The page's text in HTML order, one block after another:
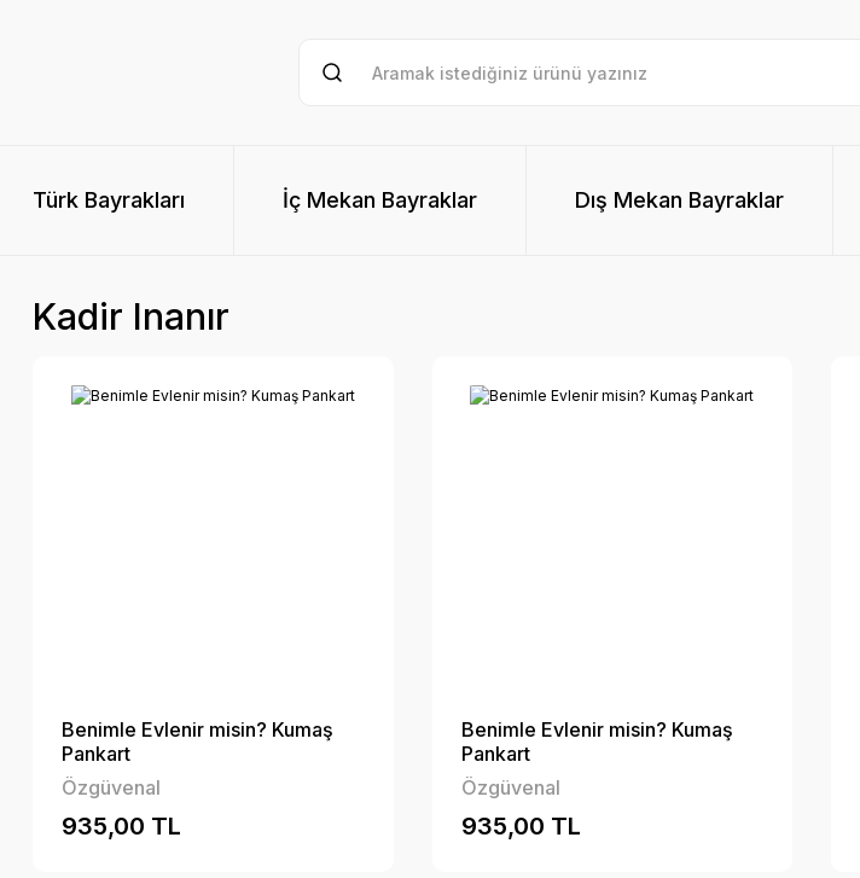
Türk Bayrakları İç Mekan Bayraklar Dış Mekan Bayraklar
Kadir Inanır
Benimle Evlenir misin? Kumaş
Pankart
Özgüvenal
935,00 TL
Benimle Evlenir misin? Kumaş
Pankart
Özgüvenal
935,00 TL